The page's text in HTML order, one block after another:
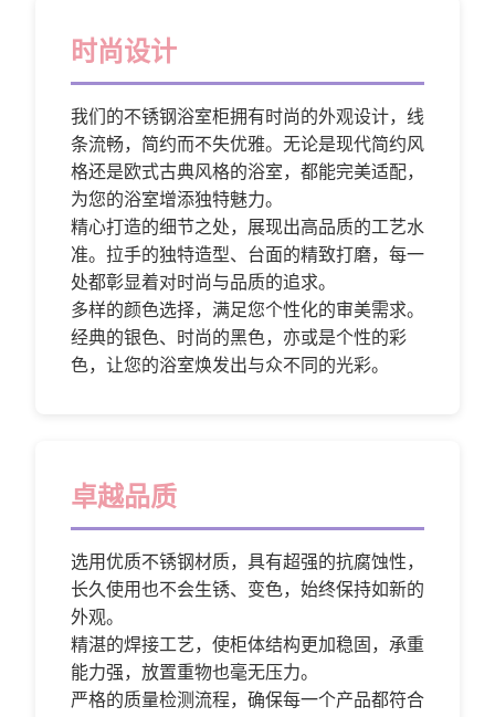
时尚设计
我们的不锈钢浴室柜拥有时尚的外观设计，线
条流畅，简约而不失优雅。无论是现代简约风
格还是欧式古典风格的浴室，都能完美适配，
为您的浴室增添独特魅力。
精心打造的细节之处，展现出高品质的工艺水
准。拉手的独特造型、台面的精致打磨，每一
处都彰显着对时尚与品质的追求。
多样的颜色选择，满足您个性化的审美需求。
经典的银色、时尚的黑色，亦或是个性的彩
色，让您的浴室焕发出与众不同的光彩。
卓越品质
选用优质不锈钢材质，具有超强的抗腐蚀性，
长久使用也不会生锈、变色，始终保持如新的
外观。
精湛的焊接工艺，使柜体结构更加稳固，承重
能力强，放置重物也毫无压力。
严格的质量检测流程，确保每一个产品都符合